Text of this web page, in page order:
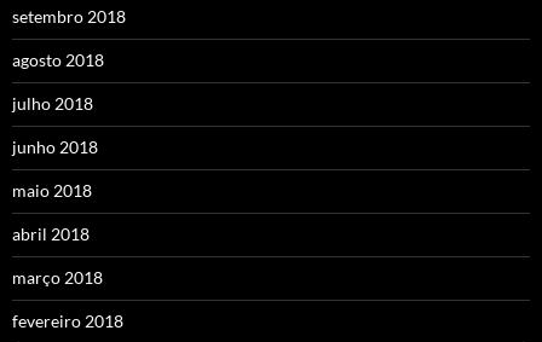
setembro 2018
agosto 2018
julho 2018
junho 2018
maio 2018
abril 2018
março 2018
fevereiro 2018